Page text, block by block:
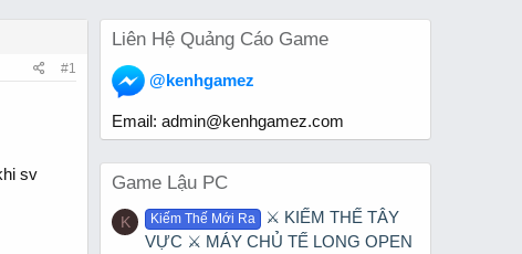
#1
sv
Liên Hệ Quảng Cáo Game
@kenhgamez
Email: admin@kenhgamez.com
Game Lậu PC
K Kiếm Thế Mới Ra
⚔️ KIẾM THẾ TÂY
VỰC ⚔️ MÁY CHỦ TẾ LONG OPEN